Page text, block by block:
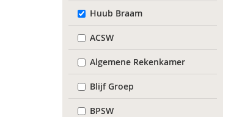
Huub Braam
ACSW
Algemene Rekenkamer
Blijf Groep
BPSW